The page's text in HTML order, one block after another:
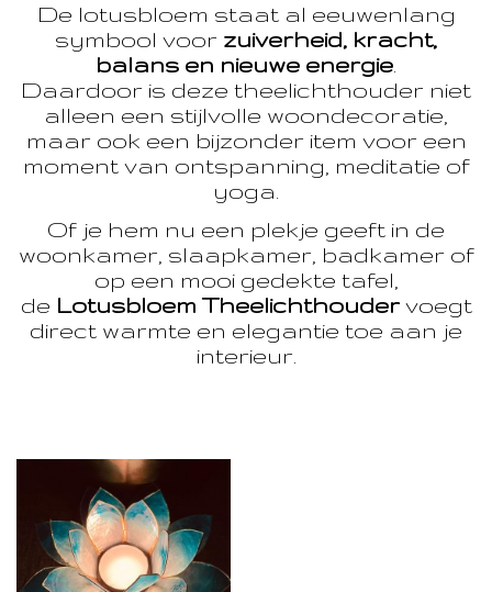
De lotusbloem staat al eeuwenlang
symbool voor zuiverheid, kracht,
balans en nieuwe energie
Daardoor is deze theelichthouder niet
alleen een stijlvolle woondecoratie,
maar ook een bijzonder item voor een
moment van ontspanning, meditatie of
yoga.
Of je hem nu een plekje geeft in de
woonkamer, slaapkamer, badkamer of
op een mooi gedekte tafel,
de Lotusbloem Theelichthoudervoegt
direct warmte en elegantie toe aan je
interieur.